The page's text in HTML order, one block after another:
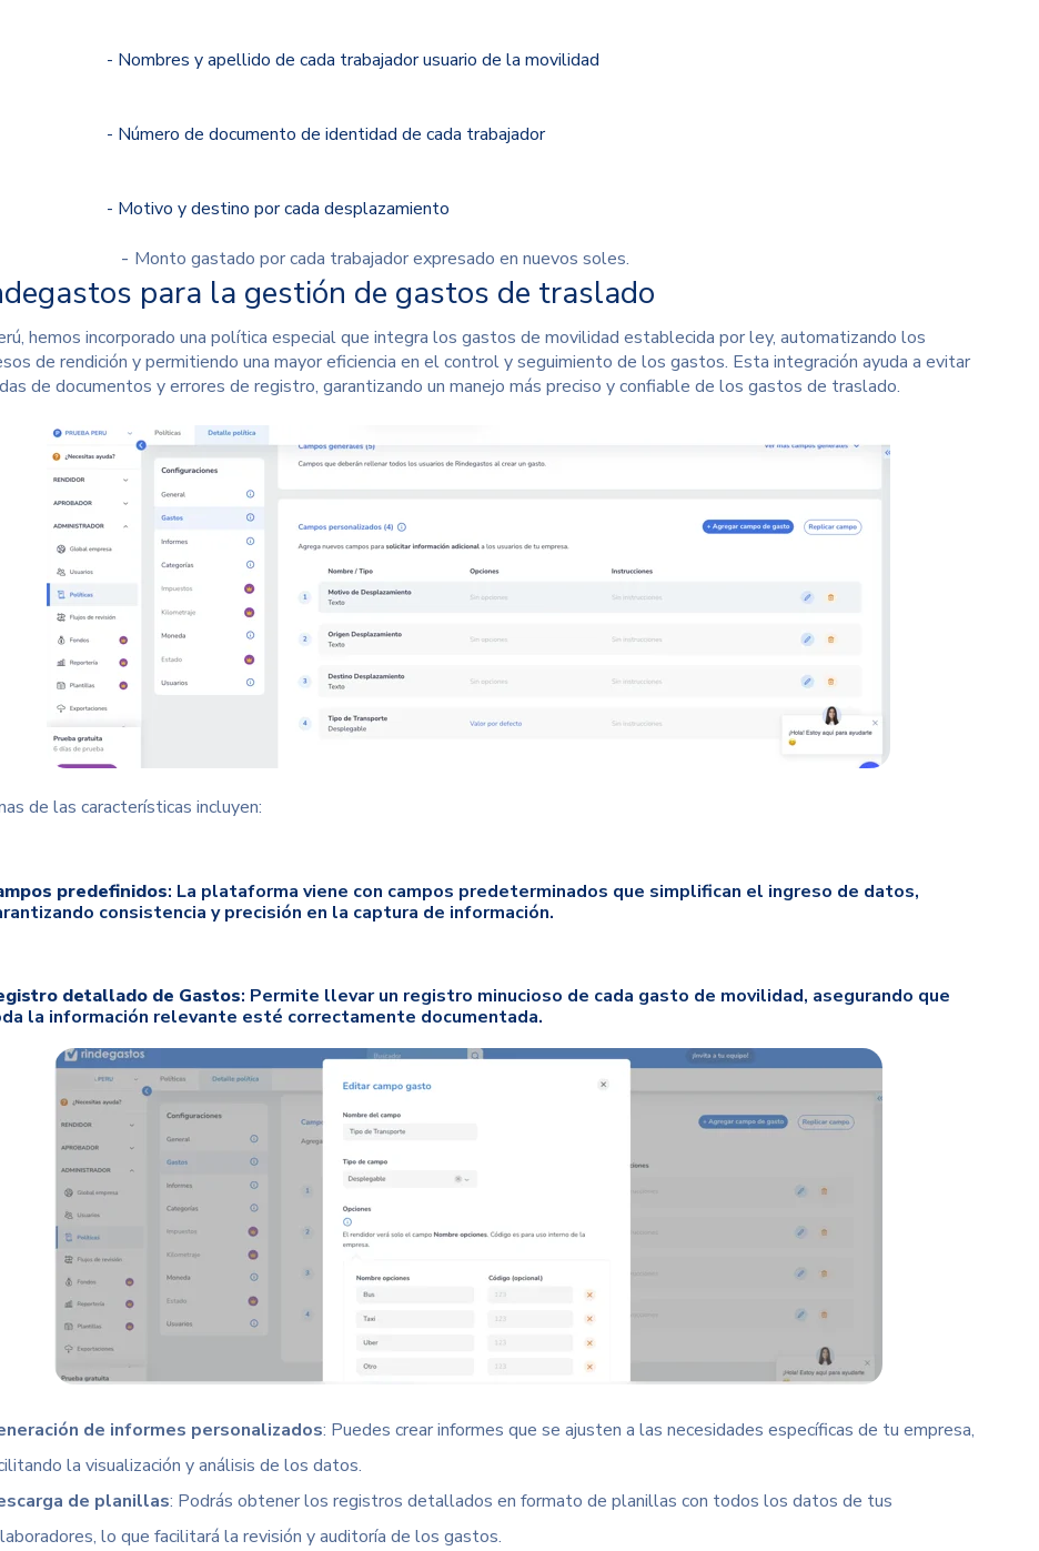
Nombres y apellido de cada trabajador usuario de la movilidad
Número de documento de identidad de cada trabajador
Motivo y destino por cada desplazamiento
Monto gastado por cada trabajador expresado en nuevos soles.
para la gestión de gastos de traslado
hemos incorporado una política especial que integra los gastos de movilidad establecida por ley, automatizando los
de rendición y permitiendo una mayor eficiencia en elcontrol y seguimiento de los gastos. Esta integración ayuda a evitar
de documentos y errores de registro, garantizando un manejo más preciso y confiable de los gastos de traslado.
de las características incluyen:
predefinidos: La plataforma viene con campos predeterminados que simplifican el ingreso de datos,
consistencia y precisión en la captura de información.
detallado de Gastos: Permite llevar un registro minucioso de cada gasto de movilidad, asegurando que
la información relevante esté correctamente documentada.
de informes personalizados: Puedes crear informes que se ajusten a las necesidades específicas de tu empresa,
la visualización y análisis de los datos.
de planillas: Podrás obtener los registros detallados en formato de planillas con todos los datos de tus
lo que facilitará la revisión y auditoría de los gastos.